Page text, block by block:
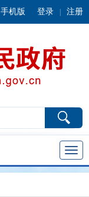
手机版 登录 注册